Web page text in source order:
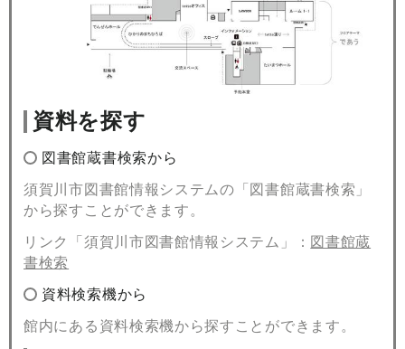
資料を探す
図書館蔵書検索から
須賀川市図書館情報システムの「図書館蔵書検索」
から探すことができます。
リンク「須賀川市図書館情報システム」 ： 図書館蔵
書検索
資料検索機から
館内にある資料検索機から探すことができます。